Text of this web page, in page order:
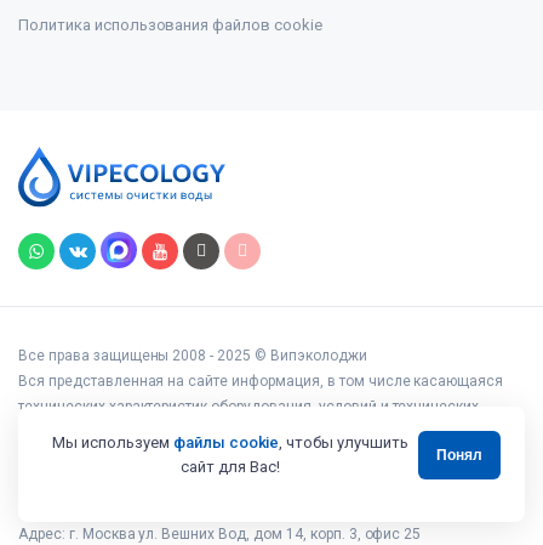
Политика использования файлов cookie
Все права защищены 2008 - 2025 © Випэколоджи
Вся представленная на сайте информация, в том числе касающаяся
технических характеристик оборудования, условий и технических
возможностей подключения, наличия на складе, стоимости товаров и
услуг, носит информационный характер и ни при каких условиях не
является публичной офертой, определяемой положениями статьи 437
Адрес: г. Москва ул. Вешних Вод, дом 14, корп. 3, офис 25
Мы используем файлы cookie, чтобы улучшить
сайт для Вас!
Понял